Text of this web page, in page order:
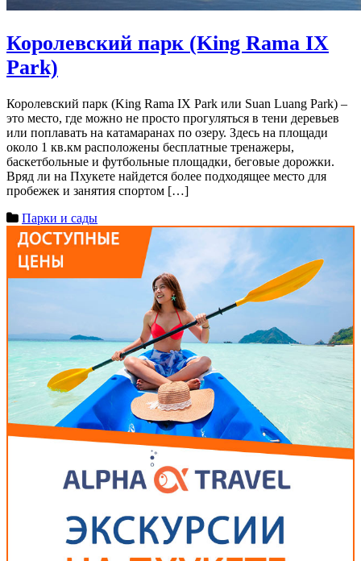
Королевский парк (King Rama IX
Park)
Королевский парк (King Rama IX Park или Suan Luang Park) –
это место, где можно не просто прогуляться в тени деревьев
или поплавать на катамаранах по озеру. Здесь на площади
около 1 кв.км расположены бесплатные тренажеры,
баскетбольные и футбольные площадки, беговые дорожки.
Вряд ли на Пхукете найдется более подходящее место для
пробежек и занятия спортом […]
Парки и сады